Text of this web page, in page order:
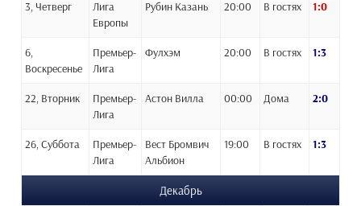
3, Четверг
Лига
Европы
Рубин Казань 20:00 В гостях 1:0
6,
Воскресенье
Премьер-
Лига
Фулхэм 20:00 В гостях 1:3
22, Вторник
Премьер-
Лига
Астон Вилла 00:00 Дома 2:0
26, Суббота
Премьер-
Лига
Вест Бромвич
Альбион
19:00 В гостях 1:3
Декабрь